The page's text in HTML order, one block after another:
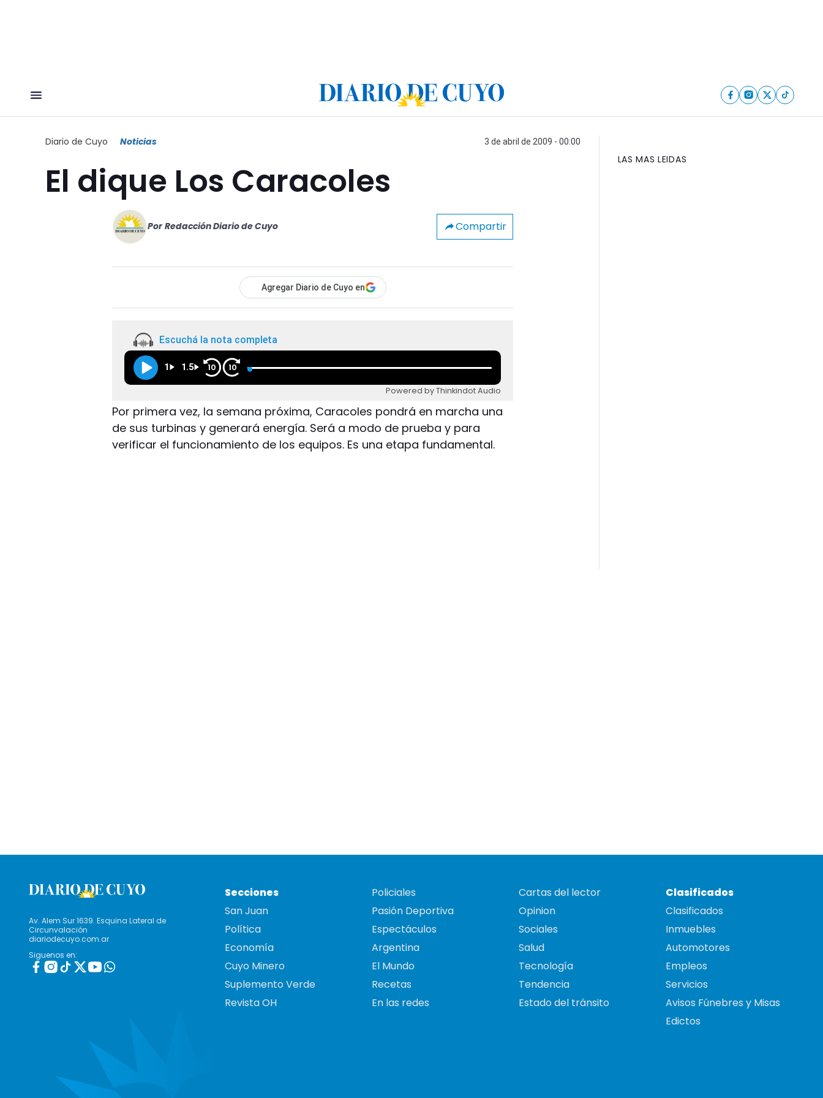
Diario de Cuyo Noticias 3 de abril de 2009 - 00:00
El dique Los Caracoles
Por Redacción Diario de Cuyo Compartir
Agregar Diario de Cuyo en
Escuchá la nota completa
1 1.5 10 10
Powered by Thinkindot Audio
Por primera vez, la semana próxima, Caracoles pondrá en marcha una
de sus turbinas y generará energía. Será a modo de prueba y para
verificar el funcionamiento de los equipos. Es una etapa fundamental.
LAS MAS LEIDAS
Av. Alem Sur 1639. Esquina Lateral de
Circunvalación
diariodecuyo.com.ar
Siguenos en:
Secciones
San Juan
Política
Economía
Cuyo Minero
Suplemento Verde
Revista OH
Policiales
Pasión Deportiva
Espectáculos
Argentina
El Mundo
Recetas
En las redes
Cartas del lector
Opinion
Sociales
Salud
Tecnología
Tendencia
Estado del tránsito
Clasificados
Clasificados
Inmuebles
Automotores
Empleos
Servicios
Avisos Fúnebres y Misas
Edictos